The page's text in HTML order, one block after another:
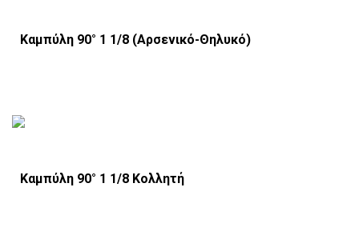
Καμπύλη 90° 1 1/8 (Αρσενικό-Θηλυκό)
Καμπύλη 90° 1 1/8 Κολλητή